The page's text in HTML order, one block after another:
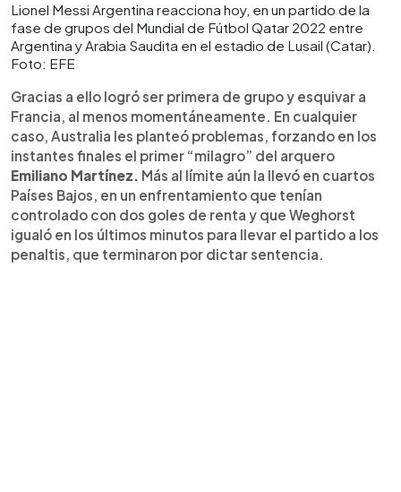
Lionel Messi Argentina reacciona hoy, en un partido de la
fase de grupos del Mundial de Fútbol Qatar 2022 entre
Argentina y Arabia Saudita en el estadio de Lusail (Catar).
Foto: EFE
Gracias a ello logró ser primera de grupo y esquivar a
Francia, al menos momentáneamente. En cualquier
caso, Australia les planteó problemas, forzando en los
instantes finales el primer “milagro” del arquero
Emiliano Martínez. Más al límite aún la llevó en cuartos
Países Bajos, en un enfrentamiento que tenían
controlado con dos goles de renta y que Weghorst
igualó en los últimos minutos para llevar el partido a los
penaltis, que terminaron por dictar sentencia.